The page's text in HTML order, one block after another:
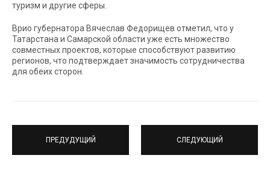
туризм и другие сферы.
Врио губернатора Вячеслав Федорищев отметил, что у
Татарстана и Самарской области уже есть множество
совместных проектов, которые способствуют развитию
регионов, что подтверждает значимость сотрудничества
для обеих сторон.
ПРЕДУДУЩИЙ СЛЕДУЮЩИЙ